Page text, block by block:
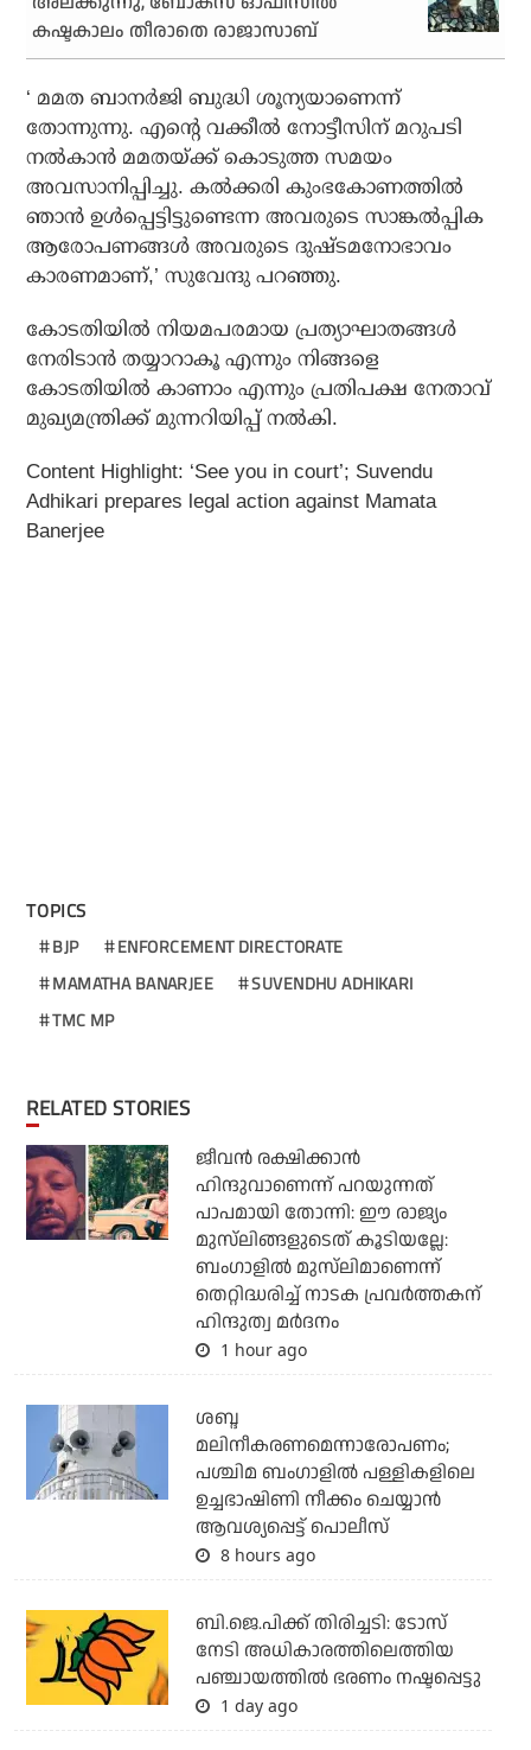
കഷ്ടകാലം തീരാതെ രാജാസാബ്
‘ മമത ബാനര്‍ജി ബുദ്ധി ശൂന്യയാണെന്ന്
തോന്നുന്നു. എന്റെ വക്കീല്‍ നോട്ടീസിന് മറുപടി
നല്‍കാന്‍ മമതയ്ക്ക് കൊടുത്ത സമയം
അവസാനിപ്പിച്ചു. കല്‍ക്കരി കുംഭകോണത്തില്‍
ഞാന്‍ ഉള്‍പ്പെട്ടിട്ടുണ്ടെന്ന അവരുടെ സാങ്കല്‍പ്പിക
ആരോപണങ്ങള്‍ അവരുടെ ദുഷ്ടമനോഭാവം
കാരണമാണ്,’ സുവേന്ദു പറഞ്ഞു.
കോടതിയില്‍ നിയമപരമായ പ്രത്യാഘാതങ്ങള്‍
നേരിടാന്‍ തയ്യാറാകൂ എന്നും നിങ്ങളെ
കോടതിയില്‍ കാണാം എന്നും പ്രതിപക്ഷ നേതാവ്
മുഖ്യമന്ത്രിക്ക് മുന്നറിയിപ്പ് നല്‍കി.
Content Highlight: ‘See you in court’; Suvendu
Adhikari prepares legal action against Mamata
Banerjee
TOPICS
BJP
ENFORCEMENT DIRECTORATE
MAMATHA BANARJEE
SUVENDHU ADHIKARI
TMC MP
RELATED STORIES
ജീവന്‍ രക്ഷിക്കാന്‍
ഹിന്ദുവാണെന്ന് പറയുന്നത്
പാപമായി തോന്നി: ഈ രാജ്യം
മുസ്‌ലിങ്ങളുടെത് കൂടിയല്ലേ:
ബംഗാളില്‍ മുസ്‌ലിമാണെന്ന്
തെറ്റിദ്ധരിച്ച് നാടക പ്രവര്‍ത്തകന്
ഹിന്ദുത്വ മര്‍ദനം
1 hour ago
ശബ്ദ
മലിനീകരണമെന്നാരോപണം;
പശ്ചിമ ബംഗാളില്‍ പള്ളികളിലെ
ഉച്ചഭാഷിണി നീക്കം ചെയ്യാന്‍
ആവശ്യപ്പെട്ട് പൊലീസ്
8 hours ago
ബി.ജെ.പിക്ക് തിരിച്ചടി: ടോസ്
നേടി അധികാരത്തിലെത്തിയ
പഞ്ചായത്തില്‍ ഭരണം നഷ്ടപ്പെട്ടു
1 day ago